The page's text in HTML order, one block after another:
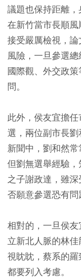
議題也保持距離
在新竹當市長順
接受嚴厲檢視，
風險，一旦參選總
國際觀、外交政
問。
此外，侯友宜擔
選，兩位副市長
新聞中，劉和然常
但劉無選舉經驗
之子謝政達，雖
否願意參選恐有問
相對的，一旦侯
立新北人脈的林
視眈眈，蔡系的
都要列入考慮。